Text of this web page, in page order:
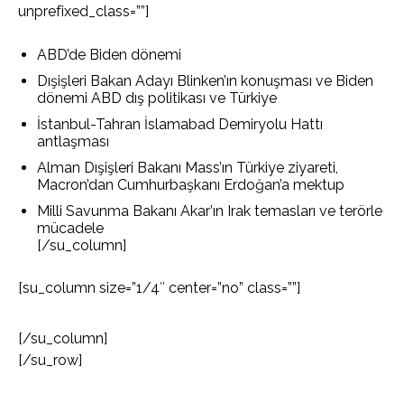
unprefixed_class=””]
ABD’de Biden dönemi
Dışişleri Bakan Adayı Blinken’ın konuşması ve Biden
dönemi ABD dış politikası ve Türkiye
İstanbul-Tahran İslamabad Demiryolu Hattı
antlaşması
Alman Dışişleri Bakanı Mass’ın Türkiye ziyareti,
Macron’dan Cumhurbaşkanı Erdoğan’a mektup
Milli Savunma Bakanı Akar’ın Irak temasları ve terörle
mücadele
[/su_column]
[su_column size=”1/4″ center=”no” class=””]
[/su_column]
[/su_row]